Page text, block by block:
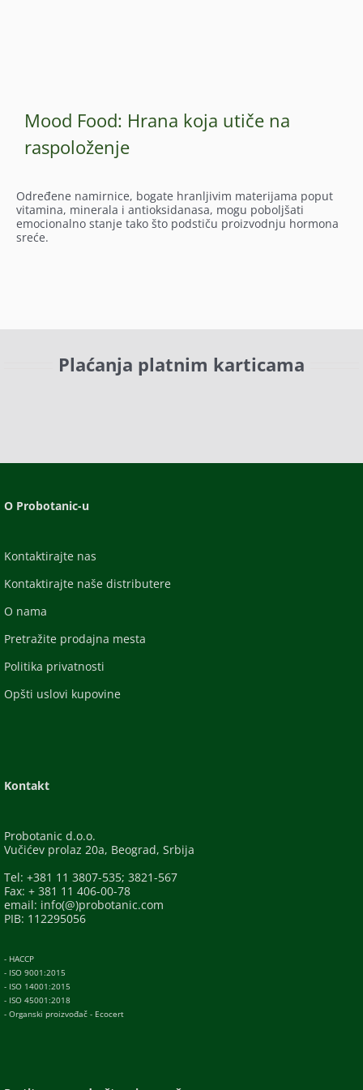
Mood Food: Hrana koja utiče na
raspoloženje
Određene namirnice, bogate hranljivim materijama poput
vitamina, minerala i antioksidanasa, mogu poboljšati
emocionalno stanje tako što podstiču proizvodnju hormona
sreće.
Plaćanja platnim karticama
O Probotanic-u
Kontaktirajte nas
Kontaktirajte naše distributere
O nama
Pretražite prodajna mesta
Politika privatnosti
Opšti uslovi kupovine
Kontakt
Probotanic d.o.o.
Vučićev prolaz 20a, Beograd, Srbija
Tel: +381 11 3807-535; 3821-567
Fax: + 381 11 406-00-78
email: info(@)probotanic.com
PIB: 112295056
- HACCP
- ISO 9001:2015
- ISO 14001:2015
- ISO 45001:2018
- Organski proizvođač - Ecocert